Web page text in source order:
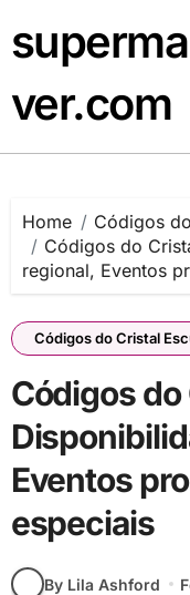
to
content
ver.com
Home
Códigos
Códigos do
regional, Eventos
Códigos do Cristal
Códigos
Eventos
especiais
By Lila Ashford